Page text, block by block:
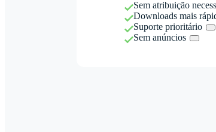
Sem atribuição
Downloads mais
Suporte prioritário
Sem anúncios